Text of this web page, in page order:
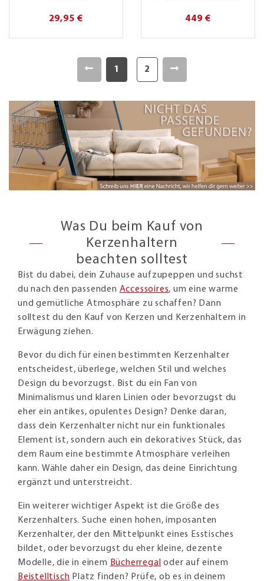
29,95 € 449 €
1 2
Was Du beim Kauf von
Kerzenhaltern
beachten solltest
Bist du dabei, dein Zuhause aufzupeppen und suchst
du nach den passenden Accessoires, um eine warme
und gemütliche Atmosphäre zu schaffen? Dann
solltest du den Kauf von Kerzen und Kerzenhaltern in
Erwägung ziehen.
Bevor du dich für einen bestimmten Kerzenhalter
entscheidest, überlege, welchen Stil und welches
Design du bevorzugst. Bist du ein Fan von
Minimalismus und klaren Linien oder bevorzugst du
eher ein antikes, opulentes Design? Denke daran,
dass dein Kerzenhalter nicht nur ein funktionales
Element ist, sondern auch ein dekoratives Stück, das
dem Raum eine bestimmte Atmosphäre verleihen
kann. Wähle daher ein Design, das deine Einrichtung
ergänzt und unterstreicht.
Ein weiterer wichtiger Aspekt ist die Größe des
Kerzenhalters. Suche einen hohen, imposanten
Kerzenhalter, der den Mittelpunkt eines Esstisches
bildet, oder bevorzugst du eher kleine, dezente
Modelle, die in einem Bücherregal oder auf einem
Beistelltisch Platz finden? Prüfe, ob es in deinem